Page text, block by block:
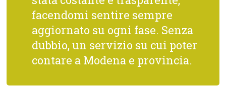
facendomi sentire sempre
aggiornato su ogni fase. Senza
dubbio, un servizio su cui poter
contare a Modena e provincia.